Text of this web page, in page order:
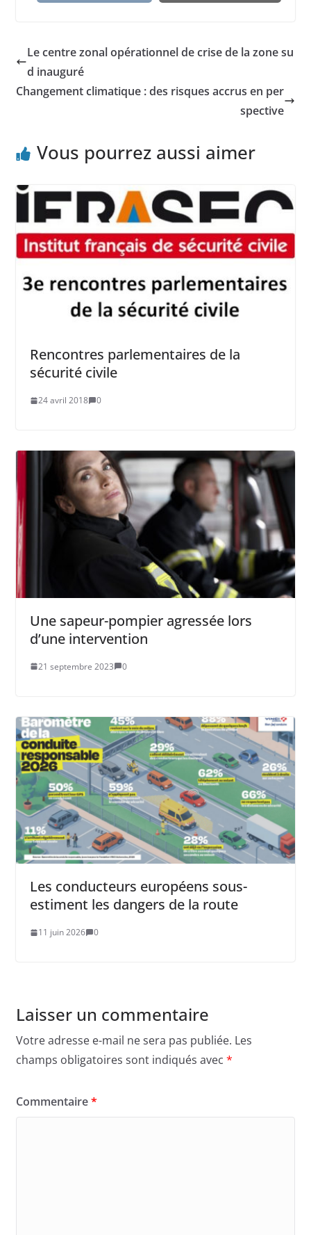
Le centre zonal opérationnel de crise de la zone su
d inauguré
Changement climatique : des risques accrus en per
spective
Vous pourrez aussi aimer
Rencontres parlementaires de la
sécurité civile
24 avril 2018 0
Une sapeur-pompier agressée lors
d’une intervention
21 septembre 2023 0
Les conducteurs européens sous-
estiment les dangers de la route
11 juin 2026 0
Laisser un commentaire
Votre adresse e-mail ne sera pas publiée. Les
champs obligatoires sont indiqués avec *
Commentaire*